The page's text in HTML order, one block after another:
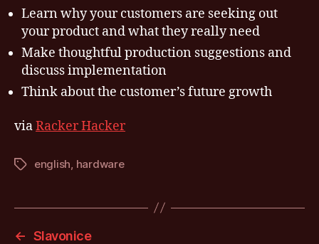
a
guide
for
technical
Learn why your customers are seeking out
your product and what they really need
Make thoughtful production suggestions and
discuss implementation
Think about the customer’s future growth
viaRacker Hacker
Štítkyenglish hardware
← Slavonice